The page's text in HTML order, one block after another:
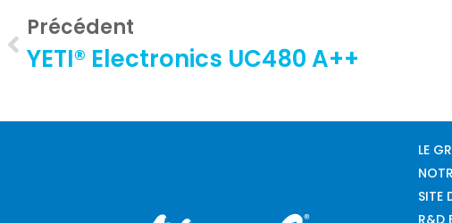
Précédent
YETI® Electronics UC480 A++
LE
SITE
R&D